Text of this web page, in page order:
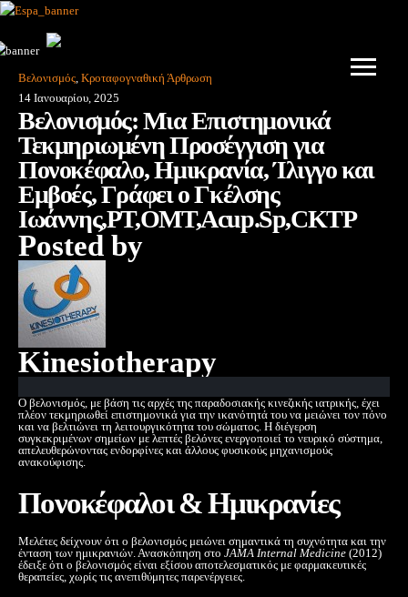
Βελονισμός, Κροταφογναθική Άρθρωση
14 Ιανουαρίου, 2025
Βελονισμός: Μια Επιστημονικά
Τεκμηριωμένη Προσέγγιση για
Πονοκέφαλο, Ημικρανία, Ίλιγγο και
Εμβοές, Γράφει ο Γκέλσης
Ιωάννης,PT,OMT,Acup.Sp,CKTP
Posted by
Kinesiotherapy
Ο βελονισμός, με βάση τις αρχές της παραδοσιακής κινεζικής ιατρικής, έχει
πλέον τεκμηριωθεί επιστημονικά για την ικανότητά του να μειώνει τον πόνο
και να βελτιώνει τη λειτουργικότητα του σώματος. Η διέγερση
συγκεκριμένων σημείων με λεπτές βελόνες ενεργοποιεί το νευρικό σύστημα,
απελευθερώνοντας ενδορφίνες και άλλους φυσικούς μηχανισμούς
ανακούφισης.
Πονοκέφαλοι & Ημικρανίες
Μελέτες δείχνουν ότι ο βελονισμός μειώνει σημαντικά τη συχνότητα και την
ένταση των ημικρανιών. Ανασκόπηση στο JAMA Internal Medicine (2012)
έδειξε ότι ο βελονισμός είναι εξίσου αποτελεσματικός με φαρμακευτικές
θεραπείες, χωρίς τις ανεπιθύμητες παρενέργειες.